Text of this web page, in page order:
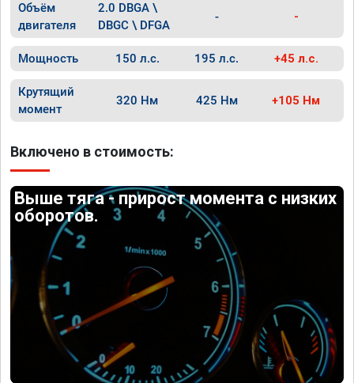
Объём
двигателя
2.0 DBGA \
DBGC \ DFGA
- -
Мощность 150 л.с. 195 л.с. +45 л.с.
Крутящий
момент
320 Нм 425 Нм +105 Нм
Включено в стоимость:
Выше тяга - прирост момента с низких
оборотов.